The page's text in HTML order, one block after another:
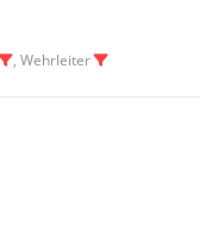
, Wehrleiter